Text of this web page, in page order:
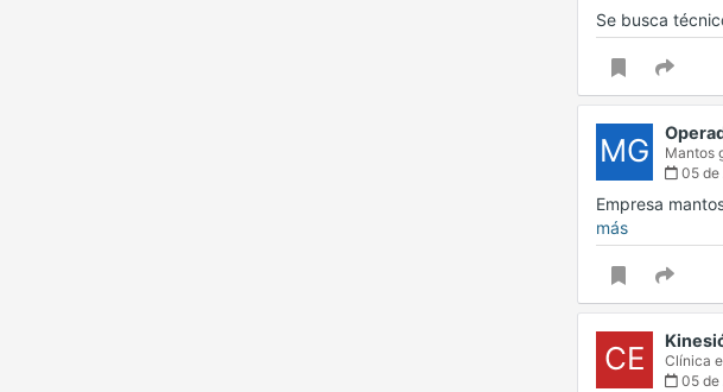
Se busca
MG
Mantos
05 de
Empresa
más
CE
Clínica
05 de